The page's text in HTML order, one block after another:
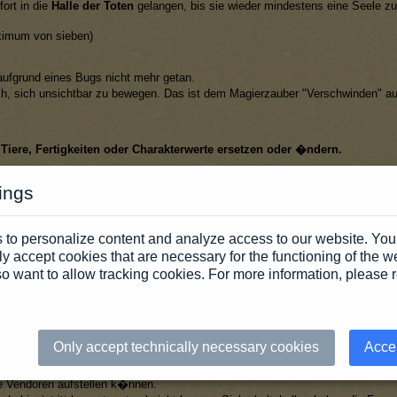
in die Halle der Toten gelangen, bis sie wieder mindestens eine Seele
von sieben)
eines Bugs nicht mehr getan.
unsichtbar zu bewegen. Das ist dem Magierzauber "Verschwinden"
Fertigkeiten oder Charakterwerte ersetzen oder �ndern.
Items oder sogar komplette Charaktere verloren gegangen sind. In
Euer Accountpasswort nicht auf der Festplatte, gebt es nicht weiter
Neues in Noamuth Yath
Vendoren aufstellen k�nnen.
to personalize content and analyze access to our website.
accept cookies that are necessary for the functioning of the
want to allow tracking cookies. For more information, please
Only accept technically necessary cookies